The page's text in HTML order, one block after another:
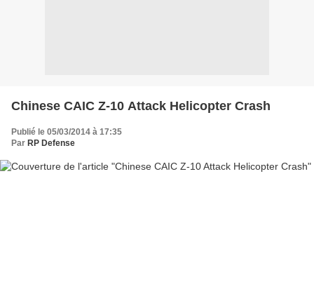
Chinese CAIC Z-10 Attack Helicopter Crash
Publié le 05/03/2014 à 17:35
Par RP Defense